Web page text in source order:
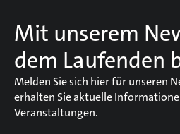
Mit unserem
dem Laufenden
Melden Sie sich hier für unseren
erhalten Sie aktuelle
Veranstaltungen.